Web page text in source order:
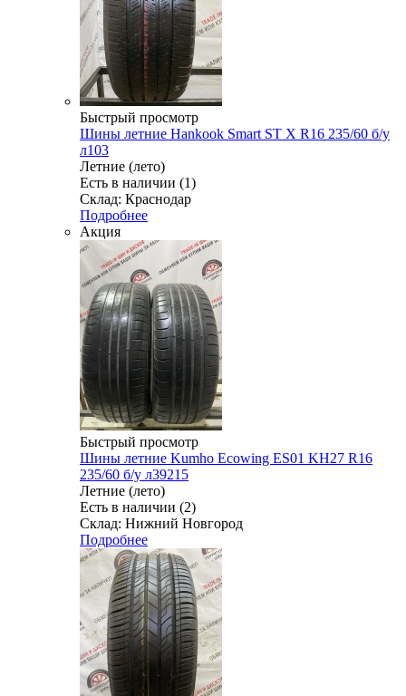
Быстрый просмотр
Шины летние Hankook Smart ST X R16 235/60 б/у
л103
Летние (лето)
Есть в наличии (1)
Склад: Краснодар
Подробнее
Акция
Быстрый просмотр
Шины летние Kumho Ecowing ES01 KH27 R16
235/60 б/у л39215
Летние (лето)
Есть в наличии (2)
Склад: Нижний Новгород
Подробнее